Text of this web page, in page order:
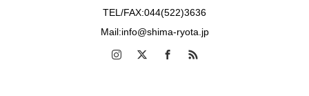
TEL/FAX:044(522)3636
Mail:info@shima-ryota.jp